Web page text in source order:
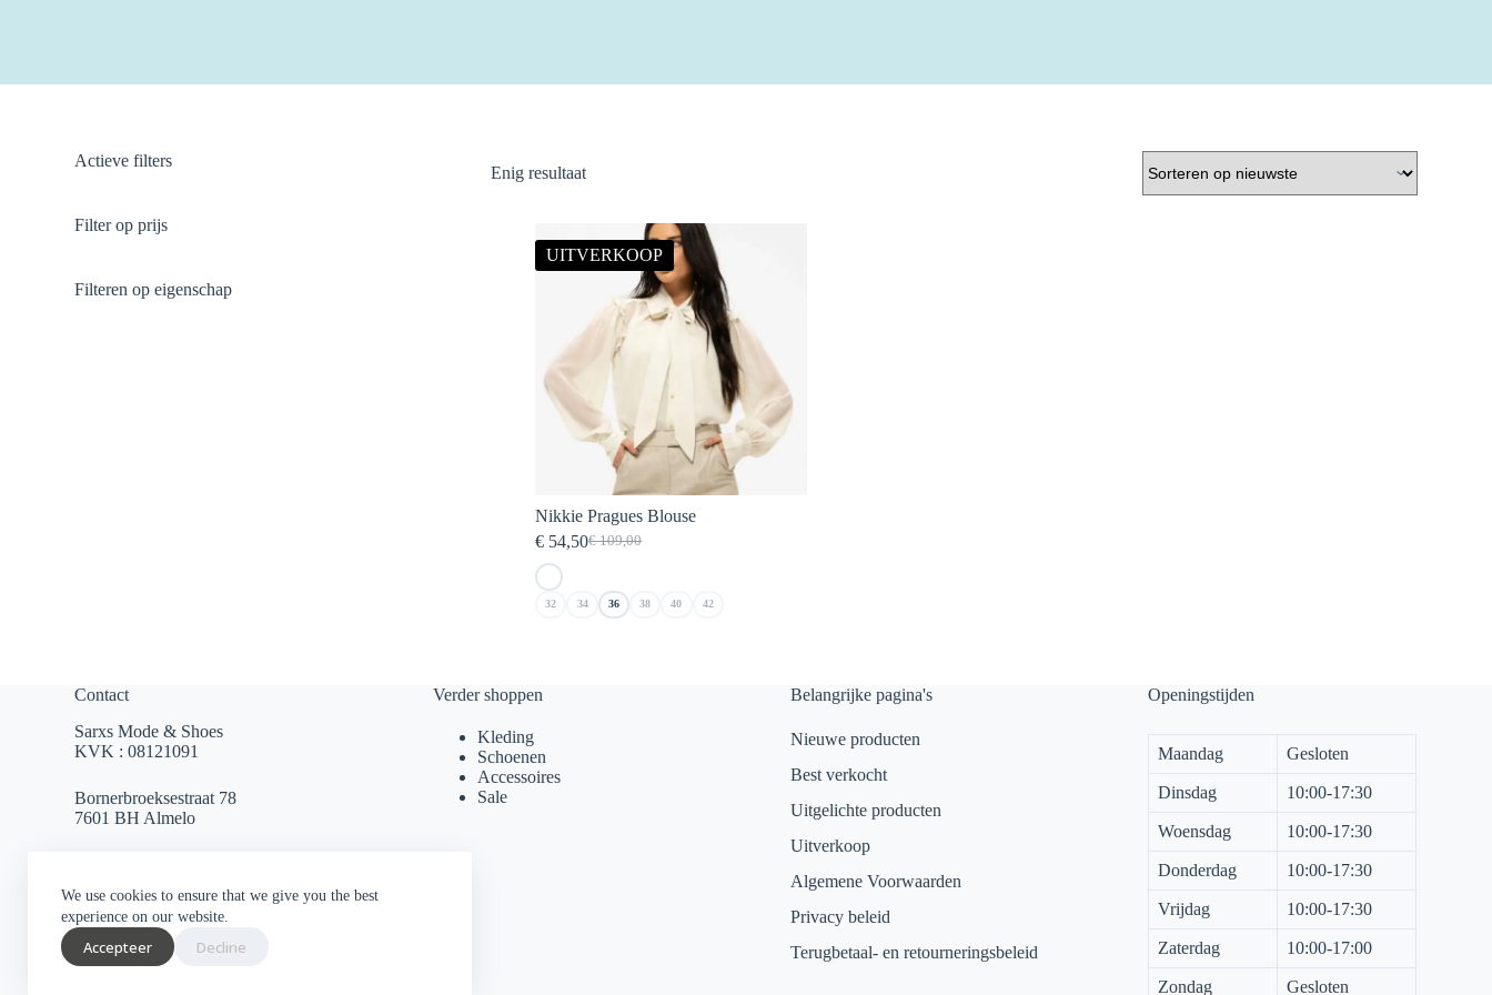
We use cookies to ensure that we give you the best
experience on our website.
Accepteer Decline
Enig resultaat
UITVERKOOP
Nikkie Pragues Blouse
€109,00
Oorspronkelijke
was:
€ 109,00.
€ 54,50Huidige
€ 54,50.
32 34 36 38 40 42
Actieve filters
Filter op prijs
Filteren op eigenschap
Contact
Sarxs Mode & Shoes
KVK : 08121091
Bornerbroeksestraat 78
7601 BH Almelo
0546 812 230
Socials
Verder shoppen
Kleding
Schoenen
Accessoires
Sale
Belangrijke pagina's
Nieuwe producten
Best verkocht
Uitgelichte producten
Uitverkoop
Algemene Voorwaarden
Privacy beleid
Terugbetaal- en retourneringsbeleid
Openingstijden
Maandag Gesloten
Dinsdag 10:00-17:30
Woensdag 10:00-17:30
Donderdag 10:00-17:30
Vrijdag 10:00-17:30
Zaterdag 10:00-17:00
Zondag Gesloten